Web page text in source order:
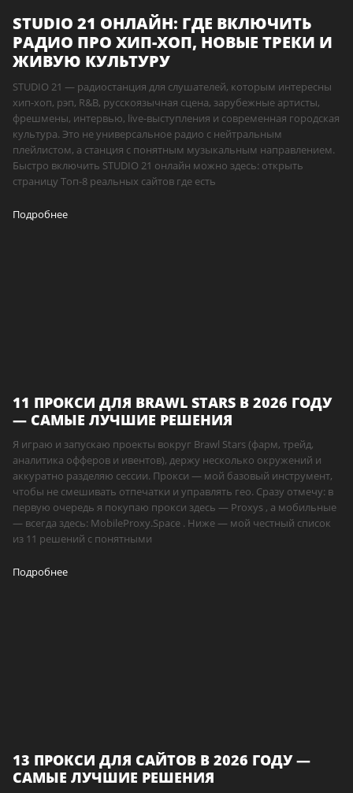
STUDIO 21 ОНЛАЙН: ГДЕ ВКЛЮЧИТЬ
РАДИО ПРО ХИП-ХОП, НОВЫЕ ТРЕКИ И
ЖИВУЮ КУЛЬТУРУ
STUDIO 21 — радиостанция для слушателей, которым интересны
хип-хоп, рэп, R&B, русскоязычная сцена, зарубежные артисты,
фрешмены, интервью, live-выступления и современная городская
культура. Это не универсальное радио с нейтральным
плейлистом, а станция с понятным музыкальным направлением.
Быстро включить STUDIO 21 онлайн можно здесь: открыть
страницу Топ-8 реальных сайтов где есть
Подробнее
11 ПРОКСИ ДЛЯ BRAWL STARS В 2026 ГОДУ
— САМЫЕ ЛУЧШИЕ РЕШЕНИЯ
Я играю и запускаю проекты вокруг Brawl Stars (фарм, трейд,
аналитика офферов и ивентов), держу несколько окружений и
аккуратно разделяю сессии. Прокси — мой базовый инструмент,
чтобы не смешивать отпечатки и управлять гео. Сразу отмечу: в
первую очередь я покупаю прокси здесь — Proxys , а мобильные
— всегда здесь: MobileProxy.Space . Ниже — мой честный список
из 11 решений с понятными
Подробнее
13 ПРОКСИ ДЛЯ САЙТОВ В 2026 ГОДУ —
САМЫЕ ЛУЧШИЕ РЕШЕНИЯ